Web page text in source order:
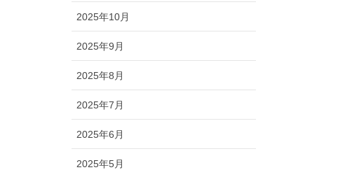
2025年10月
2025年9月
2025年8月
2025年7月
2025年6月
2025年5月